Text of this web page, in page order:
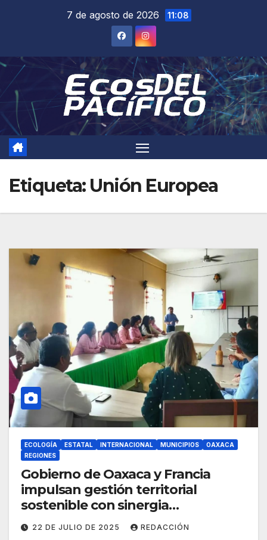
7 de agosto de 2026 11:08
Etiqueta: Unión Europea
ECOLOGÍA ESTATAL INTERNACIONAL MUNICIPIOS
OAXACA
REGIONES
Gobierno de Oaxaca y Francia
impulsan gestión territorial
sostenible con sinergia
institucional
22 DE JULIO DE 2025 REDACCIÓN